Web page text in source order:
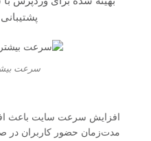
پشتیبانی 24 ساعته
سرعت
افزایش سرعت سایت باعث
مدت‌زمان حضور کاربران در